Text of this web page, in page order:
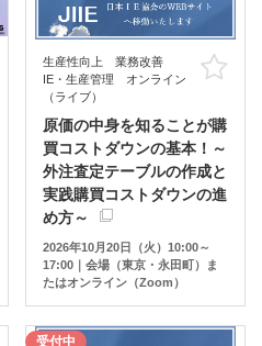
お気に入り生産性向上 業務改善
IE・生産管理 オンライン
（ライブ）
原価の中身を知ることが購
買コストダウンの基本！～
外注査定テーブルの作成と
実践購買コストダウンの進
め方～
2026年10月20日（火）10:00～
17:00｜会場（東京・永田町）ま
たはオンライン（Zoom）
受付中